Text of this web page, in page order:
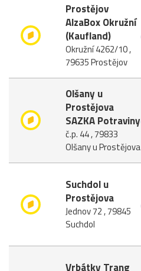
Prostějov
AlzaBox Okružní
(Kaufland)
Okružní 4262/10 ,
79635 Prostějov
Olšany u
Prostějova
SAZKA Potraviny
č.p. 44 , 79833
Olšany u Prostějova
Suchdol u
Prostějova
Jednov 72 , 79845
Suchdol
Vrbátky Trang